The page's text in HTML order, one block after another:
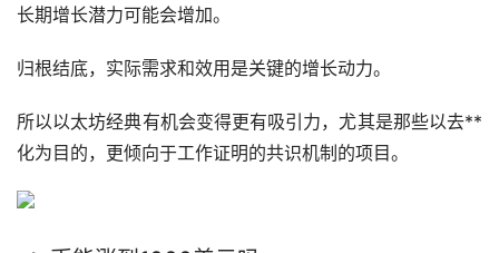
长期增长潜力可能会增加。
归根结底，实际需求和效用是关键的增长动力。
所以以太坊经典有机会变得更有吸引力，尤其是那些以去**
化为目的，更倾向于工作证明的共识机制的项目。